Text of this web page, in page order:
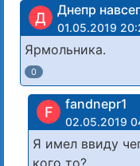
Д Днепр
01.05.2019
Ярмольника.
0
F fandnepr1
02.05.2019
Я имел ввиду
кого то?